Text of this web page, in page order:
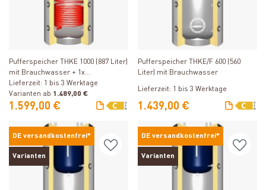
Produkt ansehen
Pufferspeicher THKE 1000 (887 Liter)
mit Brauchwasser + 1x
Solarwärmetauscher
Lieferzeit: 1 bis 3 Werktage
Varianten ab 1.489,00 €
1.599,00 €
Produkt ansehen
Pufferspeicher THKE/F 600 (560
Liter) mit Brauchwasser
Lieferzeit: 1 bis 3 Werktage
1.439,00 €
DE versandkostenfrei*
Varianten
DE versandkostenfrei*
Varianten